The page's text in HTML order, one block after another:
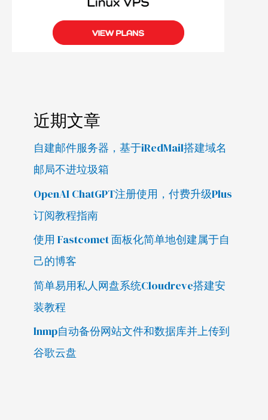
近期文章
自建邮件服务器，基于iRedMail搭建域名
邮局不进垃圾箱
OpenAI ChatGPT注册使用，付费升级Plus
订阅教程指南
使用 Fastcomet 面板化简单地创建属于自
己的博客
简单易用私人网盘系统Cloudreve搭建安
装教程
lnmp自动备份网站文件和数据库并上传到
谷歌云盘